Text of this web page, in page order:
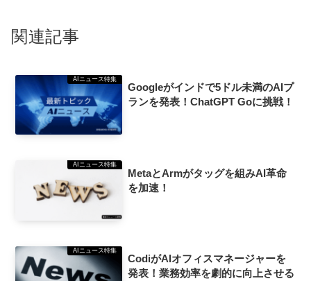
関連記事
AIニュース特集
Googleがインドで5ドル未満のAIプ
ランを発表！ChatGPT Goに挑戦！
AIニュース特集
MetaとArmがタッグを組みAI革命
を加速！
AIニュース特集
CodiがAIオフィスマネージャーを
発表！業務効率を劇的に向上させる